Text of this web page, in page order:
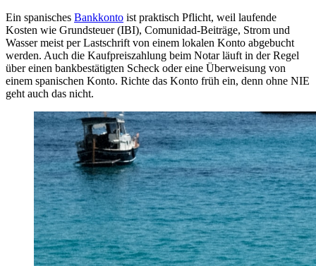
Ein spanisches Bankkonto ist praktisch Pflicht, weil laufende
Kosten wie Grundsteuer (IBI), Comunidad-Beiträge, Strom und
Wasser meist per Lastschrift von einem lokalen Konto abgebucht
werden. Auch die Kaufpreiszahlung beim Notar läuft in der Regel
über einen bankbestätigten Scheck oder eine Überweisung von
einem spanischen Konto. Richte das Konto früh ein, denn ohne NIE
geht auch das nicht.